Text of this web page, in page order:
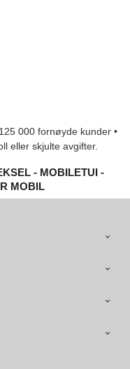
000 fornøyde kunder •
eller skjulte avgifter.
- MOBILETUI -
MOBIL